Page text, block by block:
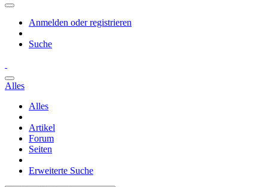
Anmelden oder registrieren
Suche
Alles
Alles
Artikel
Forum
Seiten
Erweiterte Suche